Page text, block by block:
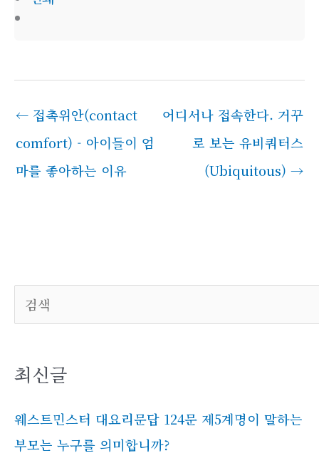
← 접촉위안(contact
comfort) - 아이들이 엄
마를 좋아하는 이유
어디서나 접속한다. 거꾸
로 보는 유비쿼터스
(Ubiquitous) →
색
최신글
웨스트민스터 대요리문답 124문 제5계명이 말하는
부모는 누구를 의미합니까?